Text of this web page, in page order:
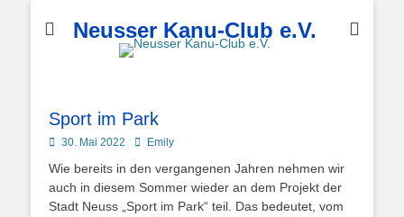
Neusser Kanu-Club e.V.
Sport im Park
Posted
30. Mai 2022 AutorEmily
Wie bereits in den vergangenen Jahren nehmen wir
auch in diesem Sommer wieder an dem Projekt der
Stadt Neuss „Sport im Park“ teil. Das bedeutet, vom